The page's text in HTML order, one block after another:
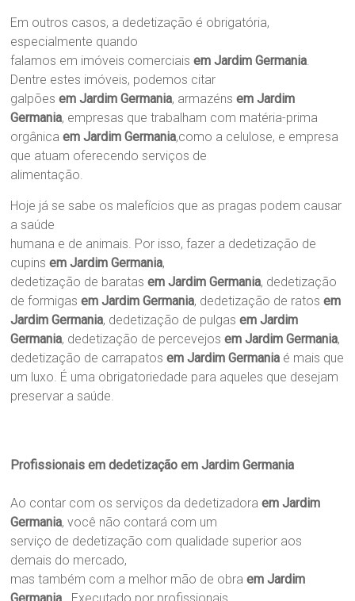
Em outros casos, a dedetização é obrigatória,
especialmente quando
falamos em imóveis comerciaisem Jardim Germania
Dentre estes imóveis, podemos citar
galpões em Jardim Germania, armazéns em Jardim
Germania, empresas que trabalham com matéria-prima
orgânica em Jardim Germania,como a celulose, e empresa
que atuam oferecendo serviços de
alimentação.
Hoje já se sabe os malefícios que as pragas podem causar
a saúde
humana e de animais. Por isso, fazer a dedetização de
cupins em Jardim Germania,
dedetização de baratas em Jardim Germania, dedetização
de formigas em Jardim Germania, dedetização de ratos em
Jardim Germania, dedetização de pulgas em Jardim
Germania, dedetização de percevejos em Jardim Germania,
dedetização de carrapatos em Jardim Germania é mais que
um luxo. É uma obrigatoriedade para aqueles que desejam
preservar a saúde.
Profissionais em dedetização em Jardim Germania
Ao contar com os serviços da dedetizadora em Jardim
Germania, você não contará com um
serviço de dedetização com qualidade superior aos
demais do mercado,
mas também com a melhor mão de obra em Jardim